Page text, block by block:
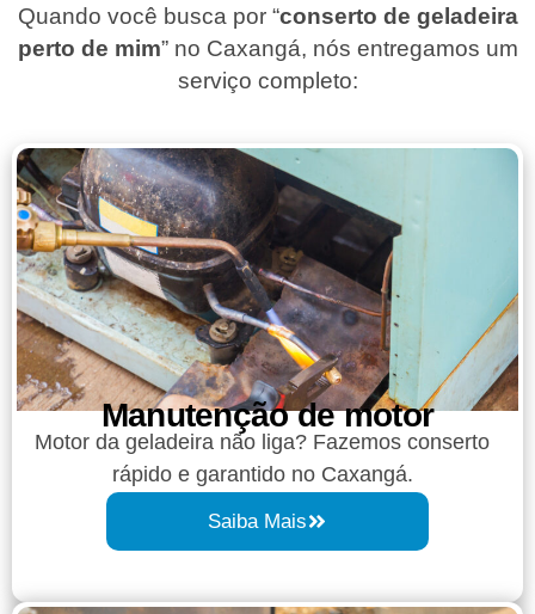
Quando você busca por “conserto de geladeira
perto de mim” no Caxangá, nós entregamos um
serviço completo:
Manutenção de motor
Motor da geladeira não liga? Fazemos conserto
rápido e garantido no Caxangá.
Saiba Mais